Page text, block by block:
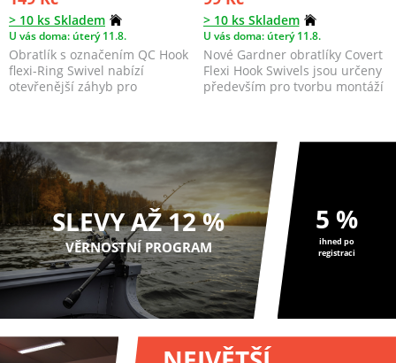
> 10 ks Skladem
U vás doma: úterý 11.8.
Obratlík s označením QC Hook
flexi-Ring Swivel nabízí
otevřenější záhyb pro
> 10 ks Skladem
U vás doma: úterý 11.8.
Nové Gardner obratlíky Covert
Flexi Hook Swivels jsou určeny
především pro tvorbu montáží
SLEVY AŽ 12 %
VĚRNOSTNÍ PROGRAM
5 %
ihned po
registraci